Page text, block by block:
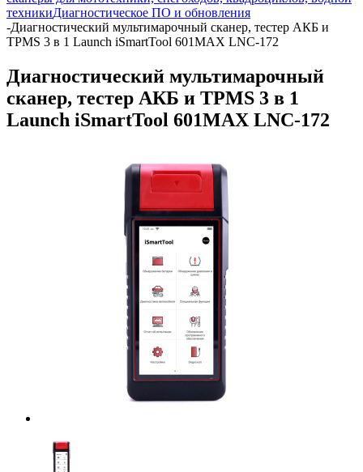
техникиДиагностическое ПО и обновления
-Диагностический мультимарочный сканер, тестер АКБ и
TPMS 3 в 1 Launch iSmartTool 601MAX LNC-172
Диагностический мультимарочный
сканер, тестер АКБ и TPMS 3 в 1
Launch iSmartTool 601MAX LNC-172